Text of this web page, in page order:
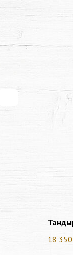
18 350